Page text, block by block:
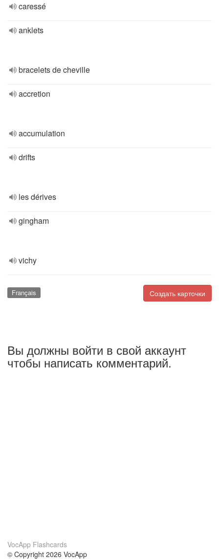
caressé
anklets
bracelets de cheville
accretion
accumulation
drifts
les dérives
gingham
vichy
Создать карточки
Français
Вы должны войти в свой аккаунт
чтобы написать комментарий.
VocApp Flashcards
© Copyright 2026 VocApp